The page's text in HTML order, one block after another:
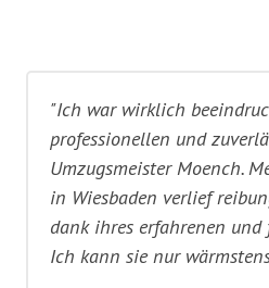
"Ich war wirklich
professionellen und
Umzugsmeister Moench.
in Wiesbaden verlief
dank ihres erfahrenen und
Ich kann sie nur